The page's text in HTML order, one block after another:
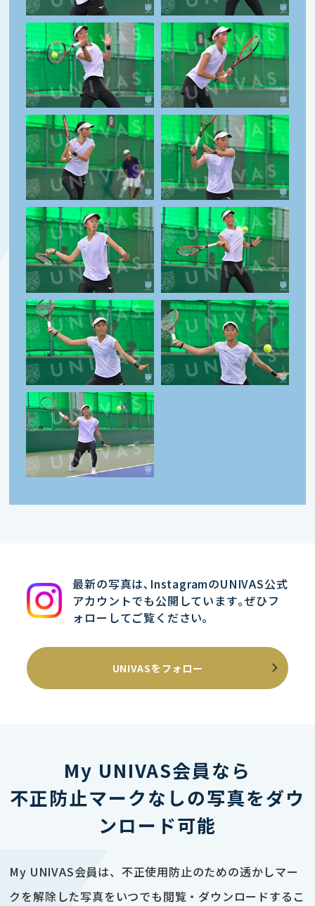
最新の写真は､InstagramのUNIVAS公式
アカウントでも公開しています｡ぜひフ
ォローしてご覧ください｡
UNIVASをフォロー
My UNIVAS会員なら
不正防止マークなしの写真をダウ
ンロード可能
My UNIVAS会員は、不正使用防止のための透かしマー
クを解除した写真をいつでも閲覧・ダウンロードするこ